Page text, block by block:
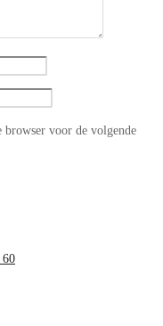
browser voor de volgende